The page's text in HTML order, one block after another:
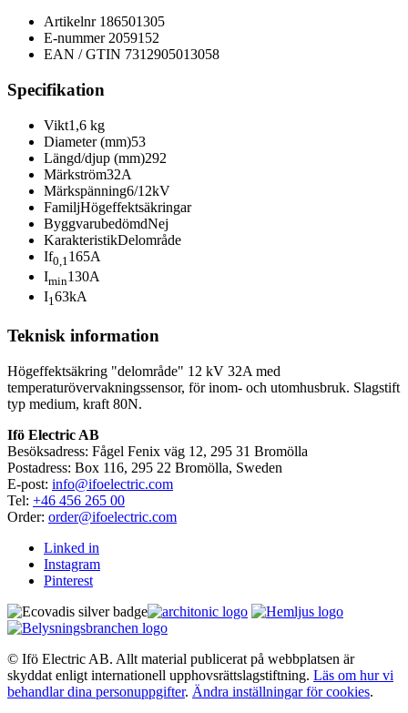
Artikelnr186501305
E-nummer2059152
EAN / GTIN 7312905013058
Specifikation
Vikt1,6 kg
Diameter (mm)53
Längd/djup (mm)292
Märkström32A
Märkspänning6/12kV
FamiljHögeffektsäkringar
ByggvarubedömdNej
KarakteristikDelområde
If0,1 165A
Imin130A
I163kA
Teknisk information
Högeffektsäkring "delområde" 12 kV 32A med
temperaturövervakningssensor, för inom- och utomhusbruk. Slagstift
typ medium, kraft 80N.
Ifö Electric AB
Besöksadress: Fågel Fenix väg 12, 295 31 Bromölla
Postadress: Box 116, 295 22 Bromölla, Sweden
E-post: info@ifoelectric.com
Tel: +46 456 265 00
Order: order@ifoelectric.com
Linked in
Instagram
Pinterest
© Ifö Electric AB. Allt material publicerat på webbplatsen är
skyddat enligt internationell upphovsrättslagstiftning. Läs om hur vi
behandlar dina personuppgifter. Ändra inställningar för cookies.